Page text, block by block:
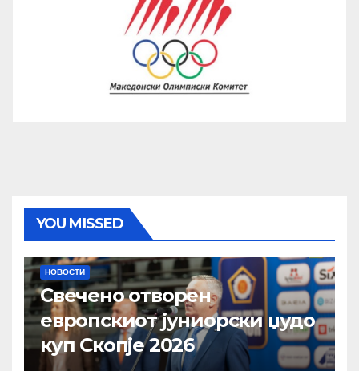
YOU MISSED
НОВОСТИ
Свечено отворен
европскиот јуниорски џудо
куп Скопје 2026